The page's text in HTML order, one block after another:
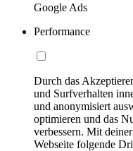
Google Ads
Performance
Durch das
und Surfverhalten
und anonymisiert
optimieren und das
verbessern. Mit
Webseite folgende